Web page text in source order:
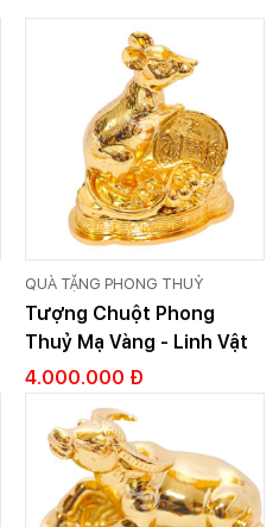
QUÀ TẶNG PHONG THUỶ
Tượng Chuột Phong
Thuỷ Mạ Vàng - Linh Vật
Phong Thuỷ - Cỡ 1
4.000.000 Đ